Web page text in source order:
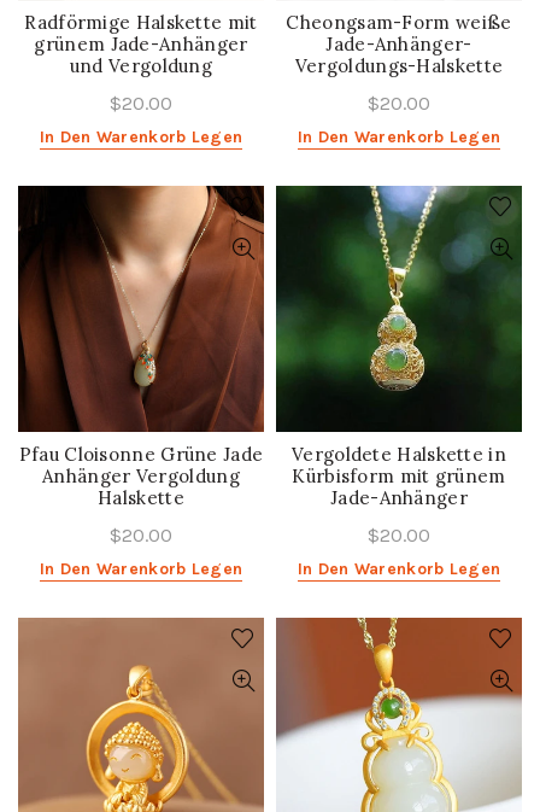
Radförmige Halskette mit
grünem Jade-Anhänger
und Vergoldung
$20.00
In Den Warenkorb Legen
Cheongsam-Form weiße
Jade-Anhänger-
Vergoldungs-Halskette
$20.00
In Den Warenkorb Legen
Pfau Cloisonne Grüne Jade
Anhänger Vergoldung
Halskette
$20.00
In Den Warenkorb Legen
Vergoldete Halskette in
Kürbisform mit grünem
Jade-Anhänger
$20.00
In Den Warenkorb Legen